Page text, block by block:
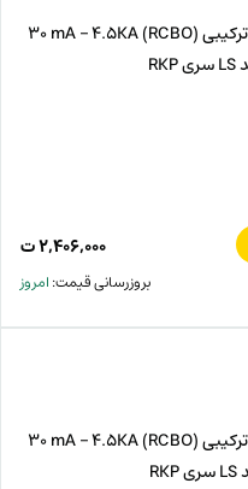
کلید محافظ جان ترکیبی (RCBO) 30 mA – 4.5KA
۲,۴۰۶,۰۰۰ت
بروزرسانی قیمت:امروز
کلید محافظ جان ترکیبی (RCBO) 30 mA – 4.5KA